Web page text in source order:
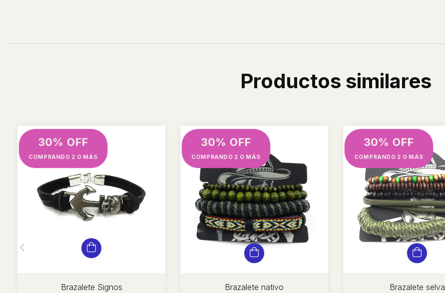
Productos similares
30% OFF
COMPRANDO 2 O MÁS
Brazalete Signos
30% OFF
COMPRANDO 2 O MÁS
Brazalete nativo
30% OFF
COMPRANDO 2 O MÁS
Brazalete selva